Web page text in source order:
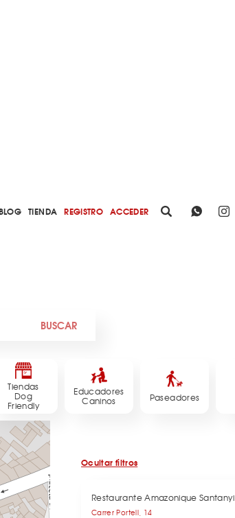
TIENDA REGISTRO ACCEDER
BUSCAR
Tiendas
Dog
Friendly
Educadores
Caninos Paseadores
Ocultar filtros
Restaurante Amazonique Santanyi
Carrer Portell, 14